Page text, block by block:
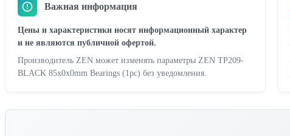
Важная информация
Цены и характеристики носят информационный характер
и не являются публичной офертой.
Производитель ZEN может изменять параметры ZEN TP209-
BLACK 85x0x0mm Bearings (1pc) без уведомления.